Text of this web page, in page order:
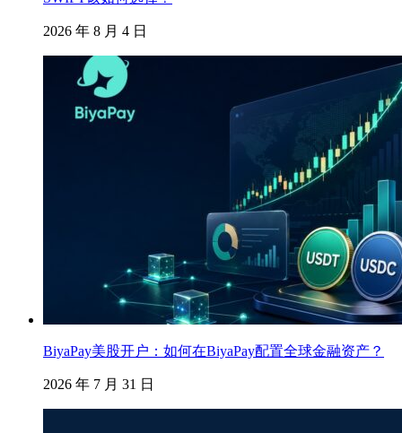
2026 年 8 月 4 日
BiyaPay美股开户：如何在BiyaPay配置全球金融资产？
2026 年 7 月 31 日